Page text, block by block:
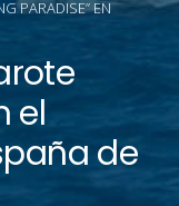
el
de
PARADISE” EN